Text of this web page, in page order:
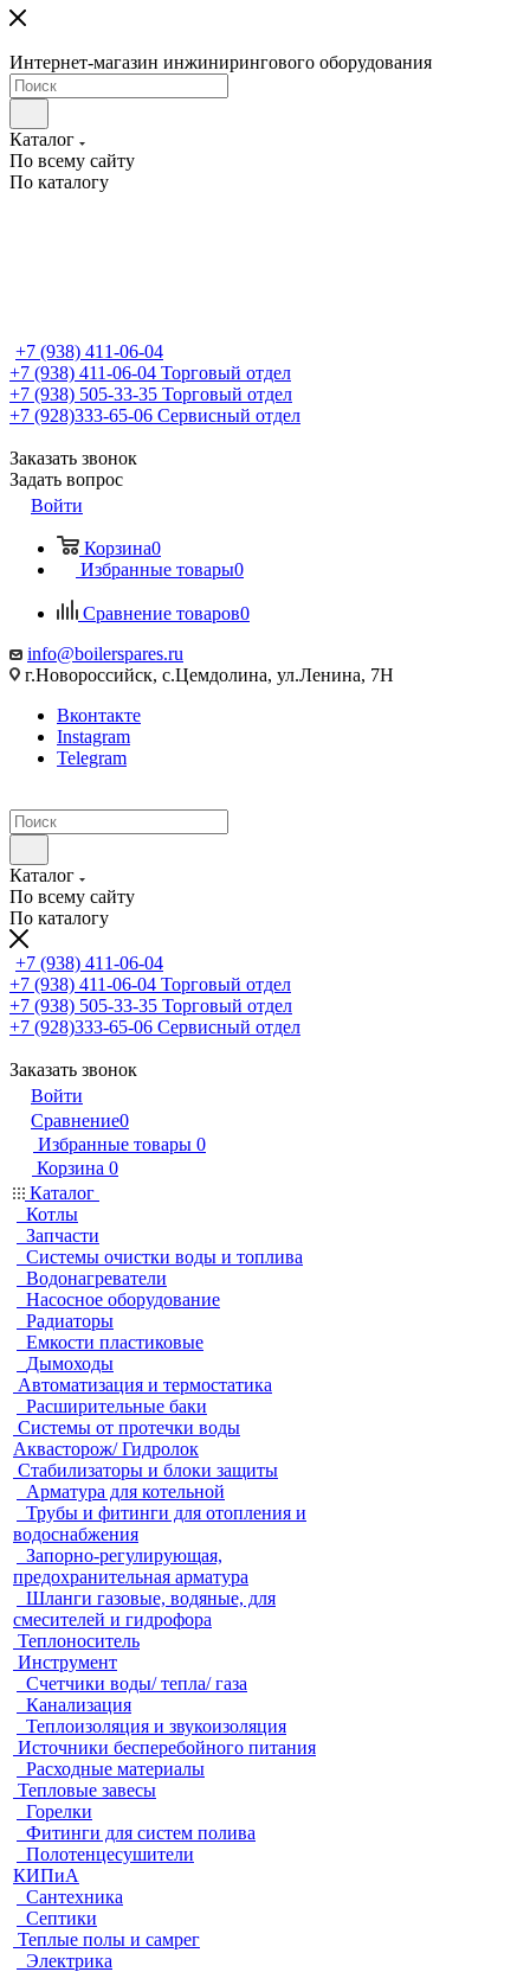
Интернет-магазин инжинирингового оборудования
Каталог
По всему сайту
По каталогу
+7 (938) 411-06-04
+7 (938) 411-06-04 Торговый отдел
+7 (938) 505-33-35 Торговый отдел
+7 (928)333-65-06 Сервисный отдел
Заказать звонок
Задать вопрос
Войти
Корзина0
Избранные товары0
Сравнение товаров0
info@boilerspares.ru
г.Новороссийск, с.Цемдолина, ул.Ленина, 7Н
Вконтакте
Instagram
Telegram
Каталог
По всему сайту
По каталогу
+7 (938) 411-06-04
+7 (938) 411-06-04 Торговый отдел
+7 (938) 505-33-35 Торговый отдел
+7 (928)333-65-06 Сервисный отдел
Заказать звонок
Войти
Сравнение0
Избранные товары 0
Корзина 0
Каталог
Котлы
Запчасти
Системы очистки воды и топлива
Водонагреватели
Насосное оборудование
Радиаторы
Емкости пластиковые
Дымоходы
Автоматизация и термостатика
Расширительные баки
Системы от протечки воды
Аквасторож/ Гидролок
Стабилизаторы и блоки защиты
Арматура для котельной
Трубы и фитинги для отопления и
водоснабжения
Запорно-регулирующая,
предохранительная арматура
Шланги газовые, водяные, для
смесителей и гидрофора
Теплоноситель
Инструмент
Счетчики воды/ тепла/ газа
Канализация
Теплоизоляция и звукоизоляция
Источники бесперебойного питания
Расходные материалы
Тепловые завесы
Горелки
Фитинги для систем полива
Полотенцесушители
КИПиА
Сантехника
Септики
Теплые полы и самрег
Электрика